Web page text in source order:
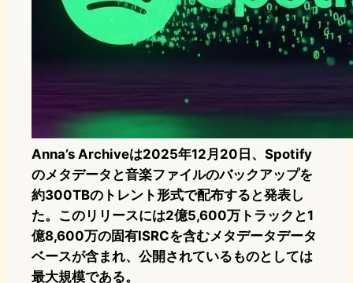
Anna’s Archiveは2025年12月20日、Spotify
のメタデータと音楽ファイルのバックアップを
約300TBのトレント形式で配布すると発表し
た。このリリースには2億5,600万トラックと1
億8,600万の固有ISRCを含むメタデータデータ
ベースが含まれ、公開されているものとしては
最大規模である。